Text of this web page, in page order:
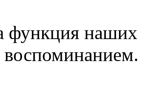
функция наших
воспоминанием.